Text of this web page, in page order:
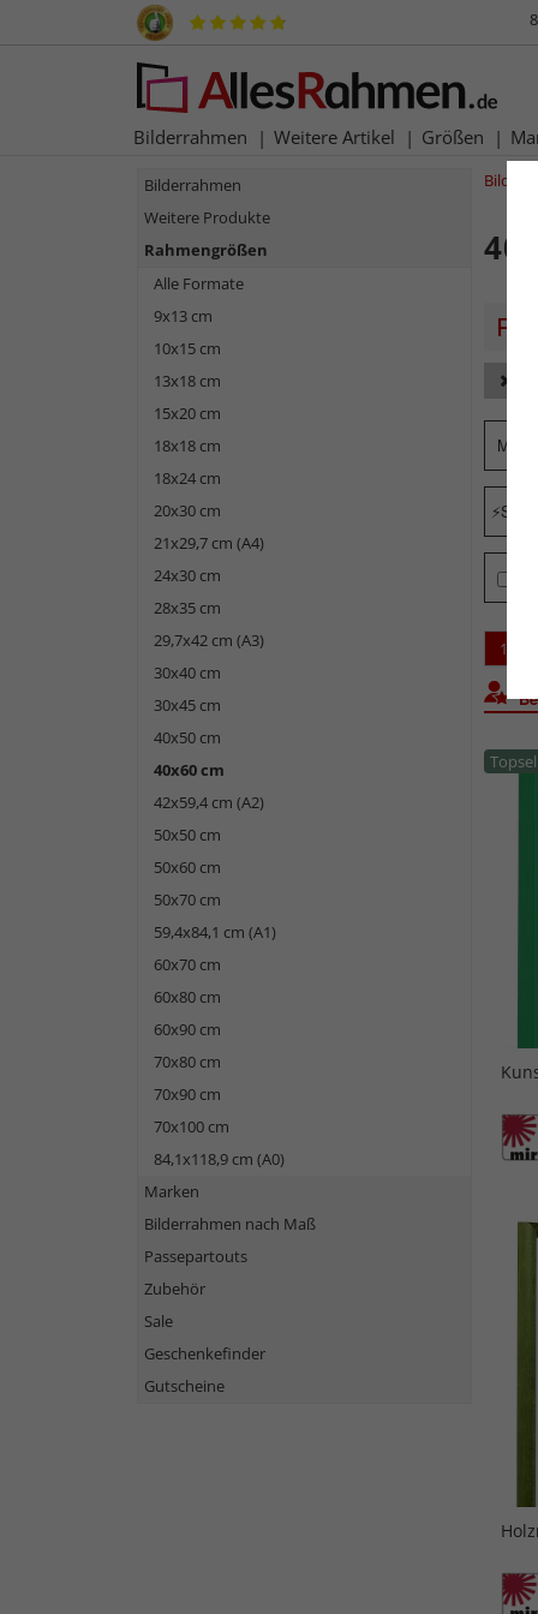
Bilderrahmen Weitere Artikel Größen
1
Bilderrahmen
Weitere Produkte
Rahmengrößen
Alle Formate
9x13 cm
10x15 cm
13x18 cm
15x20 cm
18x18 cm
18x24 cm
20x30 cm
21x29,7 cm (A4)
24x30 cm
28x35 cm
29,7x42 cm (A3)
30x40 cm
30x45 cm
40x50 cm
40x60 cm
42x59,4 cm (A2)
50x50 cm
50x60 cm
50x70 cm
59,4x84,1 cm (A1)
60x70 cm
60x80 cm
60x90 cm
70x80 cm
70x90 cm
70x100 cm
84,1x118,9 cm (A0)
Marken
Bilderrahmen nach Maß
Passepartouts
Zubehör
Sale
Geschenkefinder
Gutscheine